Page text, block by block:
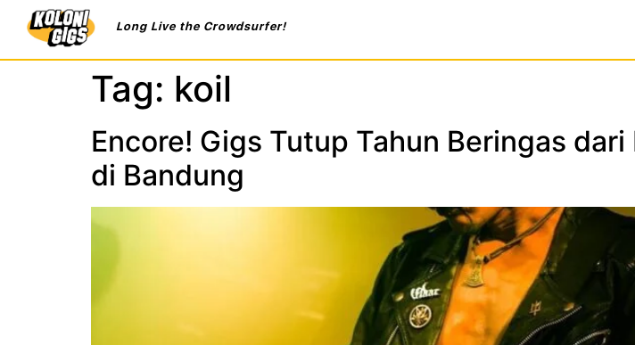
Long Live the Crowdsurfer!
Tag: koil
Encore! Gigs Tutup Tahun Beringas
di Bandung